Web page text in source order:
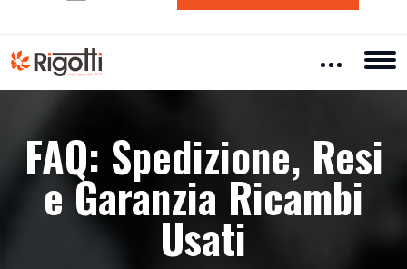
FAQ: Spedizione, Resi
e Garanzia Ricambi
Usati